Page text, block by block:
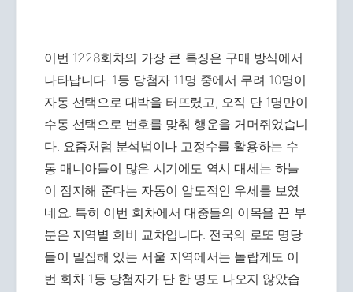
이번 1228회차의 가장 큰 특징은 구매 방식에서
나타납니다. 1등 당첨자 11명 중에서 무려 10명이
자동 선택으로 대박을 터뜨렸고, 오직 단 1명만이
수동 선택으로 번호를 맞춰 행운을 거머쥐었습니
다. 요즘처럼 분석법이나 고정수를 활용하는 수
동 매니아들이 많은 시기에도 역시 대세는 하늘
이 점지해 준다는 자동이 압도적인 우세를 보였
네요. 특히 이번 회차에서 대중들의 이목을 끈 부
분은 지역별 희비 교차입니다. 전국의 로또 명당
들이 밀집해 있는 서울 지역에서는 놀랍게도 이
번 회차 1등 당첨자가 단 한 명도 나오지 않았습